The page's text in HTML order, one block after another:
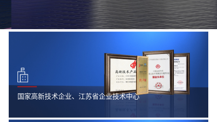
国家高新技术企业、江苏省企业技术中心